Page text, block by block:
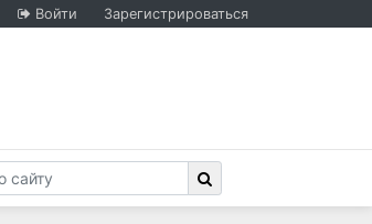
Войти Зарегистрироваться